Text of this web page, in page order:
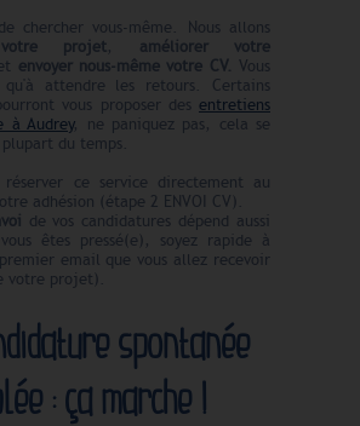
chercher vous-même. Nous allons
projet, améliorer votre
envoyer nous-même votre CV. Vous
qu'à attendre les retours. Certains
vous proposer des entretiens
à Audrey, ne paniquez pas, cela se
du temps.
réserver ce service directement au
adhésion (étape 2 ENVOI CV).
de vos candidatures dépend aussi
êtes pressé(e), soyez rapide à
email que vous allez recevoir
votre projet).
spontanée
: ça marche !